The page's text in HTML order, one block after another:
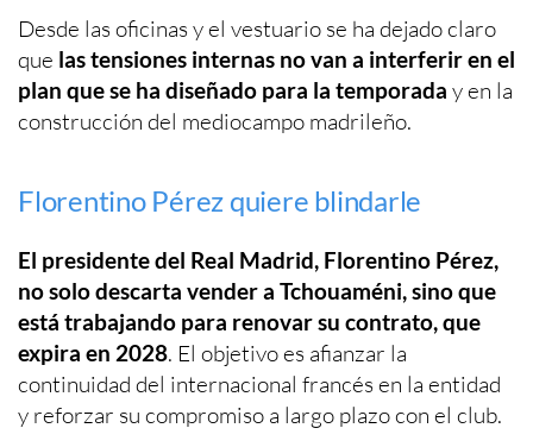
Desde las oficinas y el vestuario se ha dejado claro
que las tensiones internas no van a interferir en el
plan que se ha diseñado para la temporada y en la
construcción del mediocampo madrileño.
Florentino Pérez quiere blindarle
El presidente del Real Madrid, Florentino Pérez,
no solo descarta vender a Tchouaméni, sino que
está trabajando para renovar su contrato, que
expira en 2028. El objetivo es afianzar la
continuidad del internacional francés en la entidad
y reforzar su compromiso a largo plazo con el club.